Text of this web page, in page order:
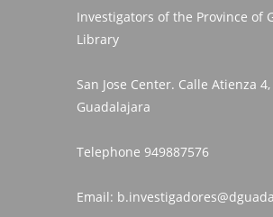
Investigators of the Province of
Library
San Jose Center. Calle Atienza
Guadalajara
Telephone 949887576
Email: